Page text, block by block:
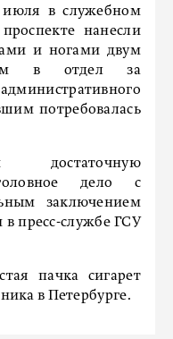
в служебном
нанесли
и ногами двум
в отдел за
потребовалась
достаточную
дело с
заключением
в пресс-службе ГСУ
пачка сигарет
в Петербурге.